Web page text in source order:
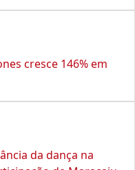
cresce 146% em
da dança na